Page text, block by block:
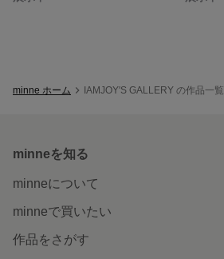
minne ホーム IAMJOY'S GALLERY の作品一覧
minneを知る
minneについて
minneで買いたい
作品をさがす